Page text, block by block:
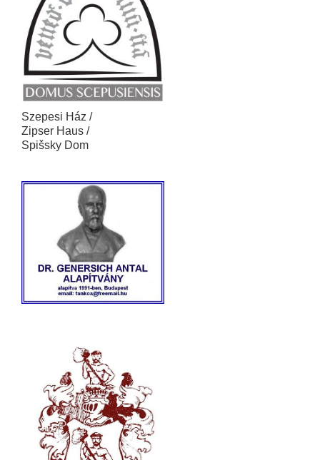
Szepesi Ház /
Zipser Haus /
Spišsky Dom